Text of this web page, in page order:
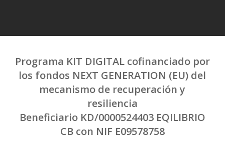
Programa KIT DIGITAL cofinanciado por
los fondos NEXT GENERATION (EU) del
mecanismo de recuperación y
resiliencia
Beneficiario KD/0000524403 EQILIBRIO
CB con NIF E09578758